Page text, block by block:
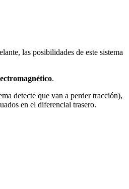
las posibilidades de este sistema
.
detecte que van a perder tracción),
en el diferencial trasero.